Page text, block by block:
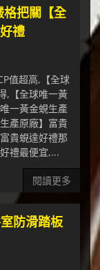
把關【全
禮
值超高,【全球
,【全球唯一黃
一黃金蜆生產
產原廠】富貴
貴蜆達好禮那
禮最便宜,...
閱讀更多
防滑踏板